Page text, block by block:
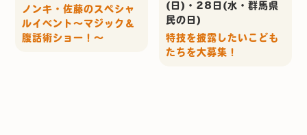
ノンキ・佐藤のスペシャ
ルイベント～マジック＆
腹話術ショー！～
(日)・28日(水・群馬県
民の日)
特技を披露したいこども
たちを大募集！